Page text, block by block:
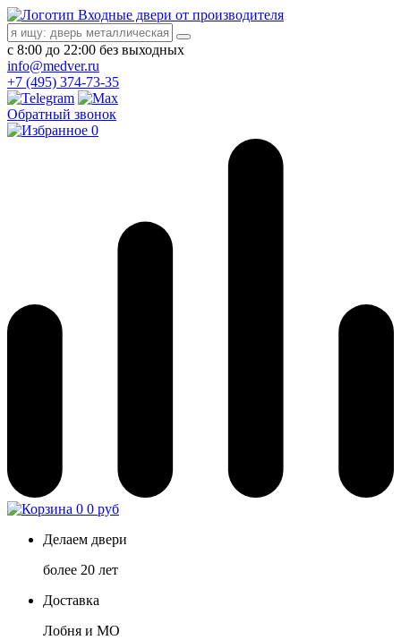
Входные двери от производителя
с 8:00 до 22:00 без выходных
info@medver.ru
+7 (495) 374-73-35
Обратный звонок
0
0 0 руб
Делаем двери
более 20 лет
Доставка
Лобня и МО